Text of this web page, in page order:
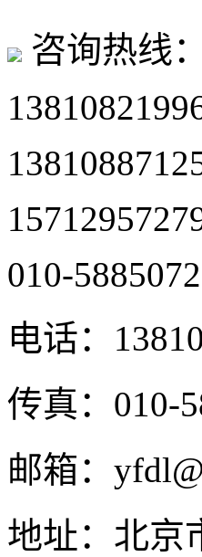
咨询热线：
010-
电话：
传真： 010-
邮箱：
地址： 北京